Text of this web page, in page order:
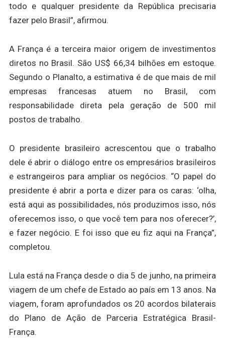
todo e qualquer presidente da República precisaria
fazer pelo Brasil”, afirmou.
A França é a terceira maior origem de investimentos
diretos no Brasil. São US$ 66,34 bilhões em estoque.
Segundo o Planalto, a estimativa é de que mais de mil
empresas francesas atuem no Brasil, com
responsabilidade direta pela geração de 500 mil
postos de trabalho.
O presidente brasileiro acrescentou que o trabalho
dele é abrir o diálogo entre os empresários brasileiros
e estrangeiros para ampliar os negócios. “O papel do
presidente é abrir a porta e dizer para os caras: ‘olha,
está aqui as possibilidades, nós produzimos isso, nós
oferecemos isso, o que você tem para nos oferecer?’,
e fazer negócio. E foi isso que eu fiz aqui na França”,
completou.
Lula está na França desde o dia 5 de junho, na primeira
viagem de um chefe de Estado ao país em 13 anos. Na
viagem, foram aprofundados os 20 acordos bilaterais
do Plano de Ação de Parceria Estratégica Brasil-
França.